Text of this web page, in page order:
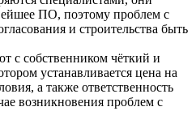
ПО, поэтому проблем с
и строительства быть
с собственником чёткий и
устанавливается цена на
а также ответственность
возникновения проблем с